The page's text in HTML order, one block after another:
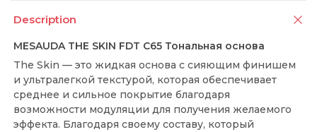
Description
MESAUDA THE SKIN FDT C65 Тональная основа
The Skin — это жидкая основа с сияющим финишем
и ультралегкой текстурой, которая обеспечивает
среднее и сильное покрытие благодаря
возможности модуляции для получения желаемого
эффекта. Благодаря своему составу, который